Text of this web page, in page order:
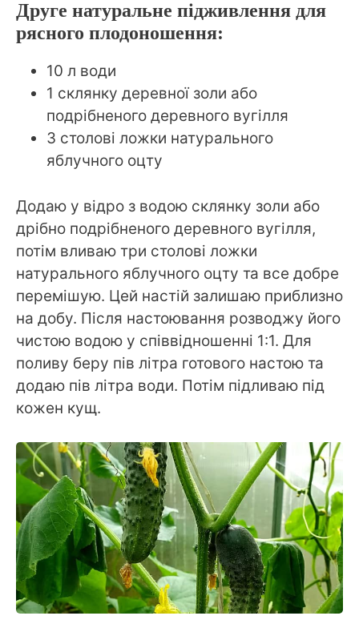
Друге натуральне підживлення для
рясного плодоношення:
10 л води
1 склянку деревної золи або
подрібненого деревного вугілля
3 столові ложки натурального
яблучного оцту
Додаю у відро з водою склянку золи або
дрібно подрібненого деревного вугілля,
потім вливаю три столові ложки
натурального яблучного оцту та все добре
перемішую. Цей настій залишаю приблизно
на добу. Після настоювання розводжу його
чистою водою у співвідношенні 1:1. Для
поливу беру пів літра готового настою та
додаю пів літра води. Потім підливаю під
кожен кущ.